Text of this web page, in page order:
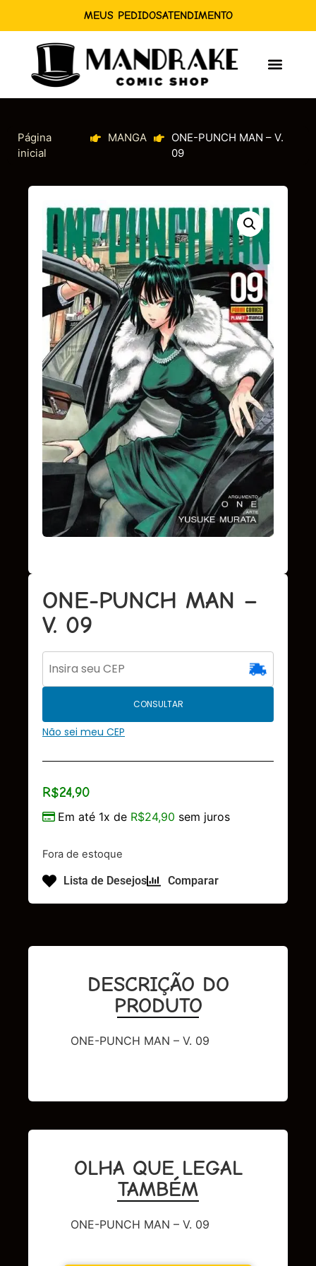
MEUS PEDIDOSATENDIMENTO
Página
inicial
MANGA
ONE-PUNCH MAN – V.
09
ONE-PUNCH MAN –
V. 09
CONSULTAR
Não sei meu CEP
R$24,90
Em até 1x de R$24,90 sem juros
Fora de estoque
Lista de Desejos Comparar
DESCRIÇÃO DO
PRODUTO
ONE-PUNCH MAN – V. 09
OLHA QUE LEGAL
TAMBÉM
ONE-PUNCH MAN – V. 09